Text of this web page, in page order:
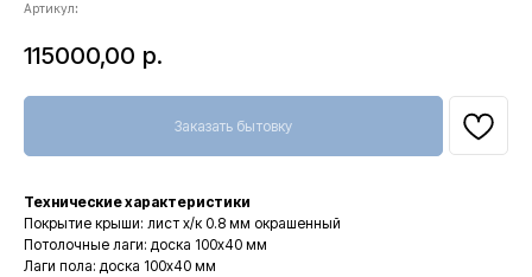
Артикул:
115000,00 р.
Заказать бытовку
Технические характеристики
Покрытие крыши: лист х/к 0.8 мм окрашенный
Потолочные лаги: доска 100x40 мм
Лаги пола: доска 100x40 мм